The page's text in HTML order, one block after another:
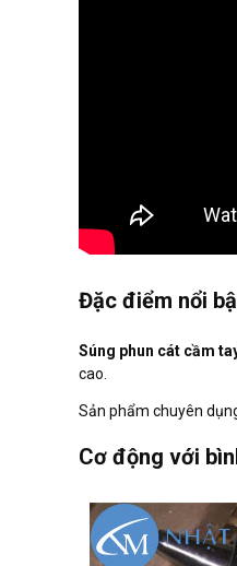
Đặc điểm nổi
Súng phun cát cầm
cao.
Sản phẩm chuyên
Cơ động với